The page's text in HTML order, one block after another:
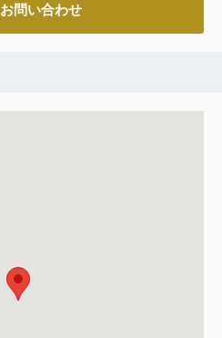
お問い合わせ